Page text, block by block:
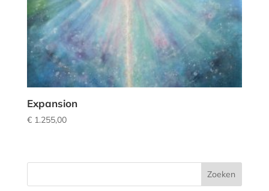
Expansion
€1.255,00
Zoeken